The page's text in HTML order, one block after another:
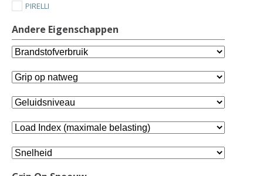
PIRELLI
Andere Eigenschappen